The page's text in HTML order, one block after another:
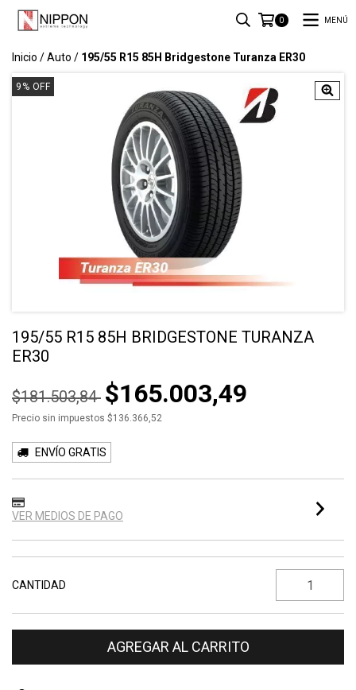
0 MENÚ
Inicio /Auto / 195/55 R15 85H Bridgestone Turanza ER30
9 % OFF
195/55 R15 85H BRIDGESTONE TURANZA
ER30
$181.503,84 $165.003,49
Precio sin impuestos $136.366,52
ENVÍO GRATIS
VER MEDIOS DE PAGO
CANTIDAD